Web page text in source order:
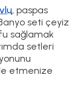
, paspas
seti çeyiz
sağlamak
setleri
etmenize